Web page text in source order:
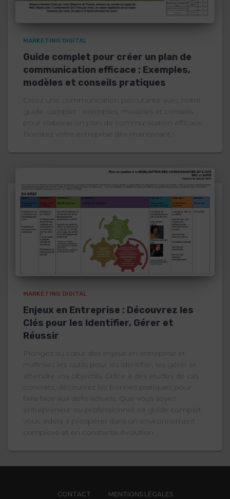
MARKETING DIGITAL
Guide complet pour créer un plan de
communication efficace : Exemples,
modèles et conseils pratiques
Créez une communication percutante avec notre
guide complet : exemples, modèles et conseils
pour élaborer un plan de communication efficace.
Boostez votre entreprise dès maintenant !
MARKETING DIGITAL
Enjeux en Entreprise : Découvrez les
Clés pour les Identifier, Gérer et
Réussir
Plongez au cœur des enjeux en entreprise et
maîtrisez les outils pour les identifier, les gérer et
atteindre vos objectifs. Grâce à des études de cas
concrets, découvrez les bonnes pratiques pour
faire face aux défis actuels. Que vous soyez
entrepreneur ou professionnel, ce guide complet
vous aidera à prospérer dans un environnement
complexe et en constante évolution.
CONTACT MENTIONS LÉGALES